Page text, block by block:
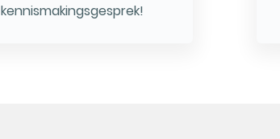
kennismakingsgesprek!